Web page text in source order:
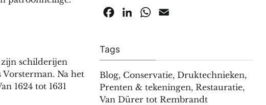
schilderijen
Vorsterman. Na het
1624 tot 1631
FacebookLinkedInWhatsApp
Tags
Blog, Conservatie, Druktechnieken,
Prenten & tekeningen, Restauratie,
Van Dürer tot Rembrandt